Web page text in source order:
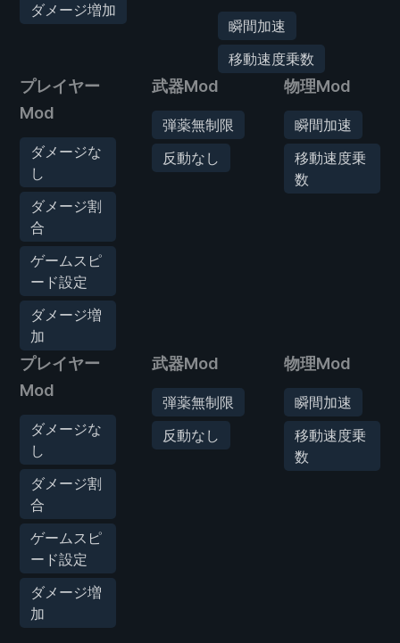
ダメージ増加
瞬間加速
移動速度乗数
プレイヤー
Mod
ダメージな
し
ダメージ割
合
ゲームスピ
ード設定
ダメージ増
加
武器Mod
弾薬無制限
反動なし
物理Mod
瞬間加速
移動速度乗
数
プレイヤー
Mod
ダメージな
し
ダメージ割
合
ゲームスピ
ード設定
ダメージ増
加
武器Mod
弾薬無制限
反動なし
物理Mod
瞬間加速
移動速度乗
数